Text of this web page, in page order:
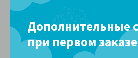
Способы
Наличными – после доставки товара.
чек и накладную с гарантийными
Вас суммы без сдачи значительно
Дополнительные
при первом заказе